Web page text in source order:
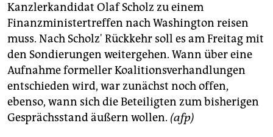
Kanzlerkandidat Olaf Scholz zu einem
Finanzministertreffen nach Washington reisen
muss. Nach Scholz' Rückkehr soll es am Freitag mit
den Sondierungen weitergehen. Wann über eine
Aufnahme formeller Koalitionsverhandlungen
entschieden wird, war zunächst noch offen,
ebenso, wann sich die Beteiligten zum bisherigen
Gesprächsstand äußern wollen. (afp)